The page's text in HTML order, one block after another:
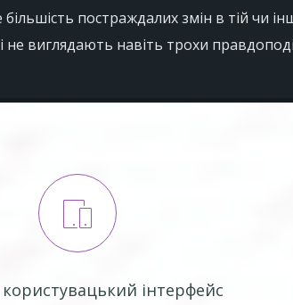
постраждалих змін в тій чи
не виглядають навіть трохи
інтерфейс